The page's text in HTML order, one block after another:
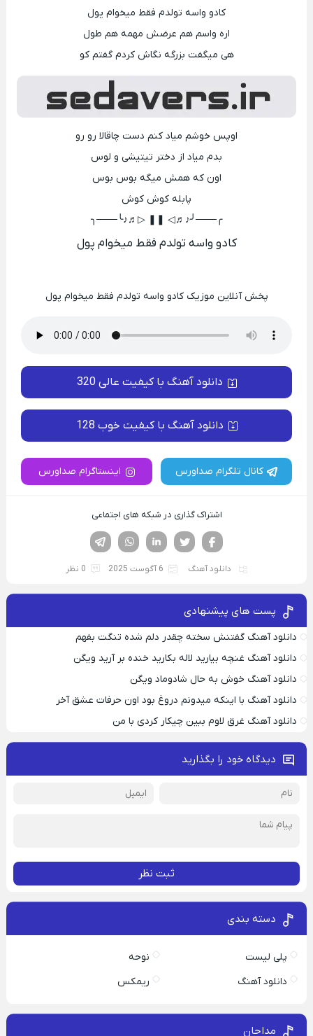
کادو واسه تولدم فقط میخوام پول
اره واسم هم عرضش مهمه هم طول
هی میگفت بزرگه نگاش کردم گفتم کو
اوپس خوشم میاد کنم دست چاقالا رو رو
بدم میاد از دختر تیتیشی و لوس
اون که همش میگه بوس بوس
پابله کوش کوش
╭───╯♪♬◁ ❚❚ ▷♬♪╰───╮
کادو واسه تولدم فقط میخوام پول
پخش آنلاین موزیک کادو واسه تولدم فقط میخوام پول
دانلود آهنگ با کیفیت عالی 320
دانلود آهنگ با کیفیت خوب 128
کانال تلگرام صداورس اینستاگرام صداورس
اشتراک گذاری در شبکه های اجتماعی
لینکدین تویتر
فیسوک
دانلود آهنگ 6 آگوست 2025 0 نظر
پست های پیشنهادی
دانلود آهنگ گفتنش سخته چقدر دلم شده تنگت بفهم
دانلود آهنگ غنچه بیارید لاله بکارید خنده بر آرید ویگن
دانلود آهنگ خوش به حال شادوماد ویگن
دانلود آهنگ با اینکه میدونم دروغ بود اون حرفات عشق آخر
دانلود آهنگ غرق لاوم ببین چیکار کردی با من
دیدگاه خود را بگذارید
ثبت نظر
دسته بندی
پلی لیست
نوحه
دانلود آهنگ
ریمکس
مداحان